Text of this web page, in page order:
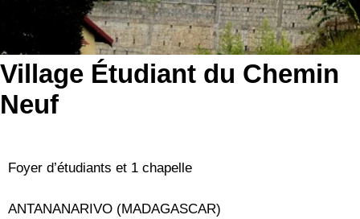
Village Étudiant du Chemin
Neuf
Foyer d’étudiants et 1 chapelle
ANTANANARIVO (MADAGASCAR)